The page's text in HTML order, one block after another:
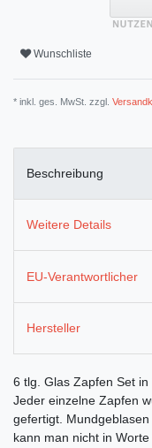
Wunschliste
* inkl. ges. MwSt. zzgl.
Beschreibung
Weitere Details
EU-Verantwortlicher
Hersteller
6 tlg. Glas Zapfen Set
Jeder einzelne Zapfen
gefertigt.
kann man nicht in